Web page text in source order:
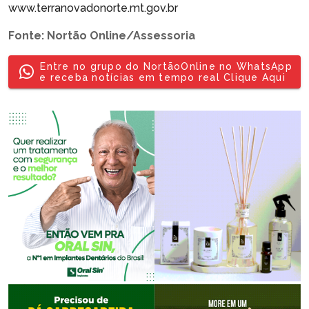
www.terranovadonorte.mt.gov.br
Fonte: Nortão Online/Assessoria
Entre no grupo do NortãoOnline no WhatsApp
e receba notícias em tempo real Clique Aqui